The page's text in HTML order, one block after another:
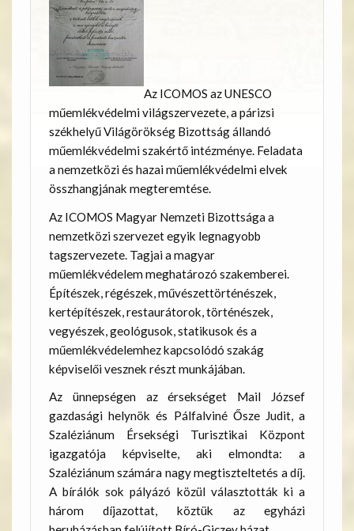
Az ICOMOS az UNESCO
műemlékvédelmi világszervezete, a párizsi
székhelyű Világörökség Bizottság állandó
műemlékvédelmi szakértő intézménye. Feladata
a nemzetközi és hazai műemlékvédelmi elvek
összhangjának megteremtése.
Az ICOMOS Magyar Nemzeti Bizottsága a
nemzetközi szervezet egyik legnagyobb
tagszervezete. Tagjai a magyar
műemlékvédelem meghatározó szakemberei.
Építészek, régészek, művészettörténészek,
kertépítészek, restaurátorok, történészek,
vegyészek, geológusok, statikusok és a
műemlékvédelemhez kapcsolódó szakág
képviselői vesznek részt munkájában.
Az ünnepségen az érsekséget Mail József
gazdasági helynök és Pálfalviné Ősze Judit, a
Szaléziánum Érsekségi Turisztikai Központ
igazgatója képviselte, aki elmondta: a
Szaléziánum számára nagy megtiszteltetés a díj.
A bírálók sok pályázó közül választották ki a
három díjazottat, köztük az egyházi